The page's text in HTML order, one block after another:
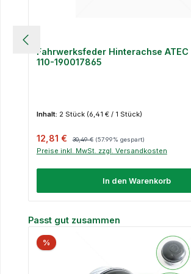
Fahrwerksfeder Hinterachse ATEC
110-190017865
Inhalt: 2 Stück (6,41 € / 1 Stück)
Verkaufspreis:
12,81 € 30,49 € (57.99% gespart)
Preise inkl. MwSt. zzgl. Versandkosten
In den Warenkorb
Produktgalerie überspringen
Passt gut zusammen
%